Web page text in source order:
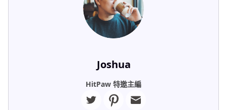
Joshua
HitPaw 特邀主編